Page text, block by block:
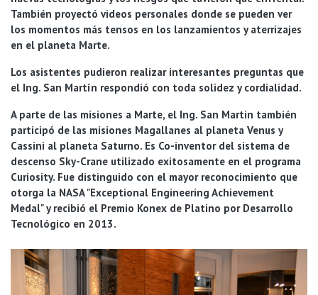
También proyectó videos personales donde se pueden ver
los momentos más tensos en los lanzamientos y aterrizajes
en el planeta Marte.
Los asistentes pudieron realizar interesantes preguntas que
el Ing. San Martín respondió con toda solidez y cordialidad.
A parte de las misiones a Marte, el Ing. San Martin también
participó de las misiones Magallanes al planeta Venus y
Cassini al planeta Saturno. Es Co-inventor del sistema de
descenso Sky-Crane utilizado exitosamente en el programa
Curiosity. Fue distinguido con el mayor reconocimiento que
otorga la NASA "Exceptional Engineering Achievement
Medal" y recibió el Premio Konex de Platino por Desarrollo
Tecnológico en 2013.